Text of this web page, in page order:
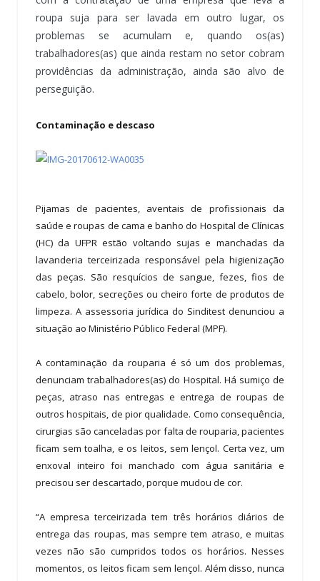
roupa suja para ser lavada em outro lugar, os
problemas se acumulam e, quando os(as)
trabalhadores(as) que ainda restam no setor cobram
providências da administração, ainda são alvo de
perseguição.
Contaminação e descaso
Pijamas de pacientes, aventais de profissionais da
saúde e roupas de cama e banho do Hospital de Clínicas
(HC) da UFPR estão voltando sujas e manchadas da
lavanderia terceirizada responsável pela higienização
das peças. São resquícios de sangue, fezes, fios de
cabelo, bolor, secreções ou cheiro forte de produtos de
limpeza. A assessoria jurídica do Sinditest denunciou a
situação ao Ministério Público Federal (MPF).
A contaminação da rouparia é só um dos problemas,
denunciam trabalhadores(as) do Hospital. Há sumiço de
peças, atraso nas entregas e entrega de roupas de
outros hospitais, de pior qualidade. Como consequência,
cirurgias são canceladas por falta de rouparia, pacientes
ficam sem toalha, e os leitos, sem lençol. Certa vez, um
enxoval inteiro foi manchado com água sanitária e
precisou ser descartado, porque mudou de cor.
“A empresa terceirizada tem três horários diários de
entrega das roupas, mas sempre tem atraso, e muitas
vezes não são cumpridos todos os horários. Nesses
momentos, os leitos ficam sem lençol. Além disso, nunca